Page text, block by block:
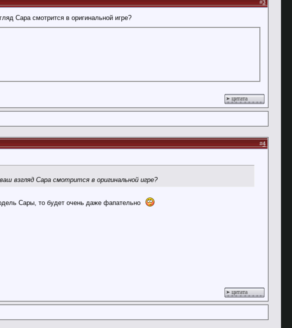
#3
Сара смотрится в оригинальной игре?
цитата
#4
взгляд Сара смотрится в оригинальной игре?
Сары, то будет очень даже фапательно
цитата